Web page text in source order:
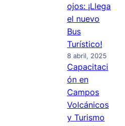
ojos: ¡Llega
el nuevo
Bus
Turístico!
8 abril, 2025
Capacitaci
ón en
Campos
Volcánicos
y Turismo